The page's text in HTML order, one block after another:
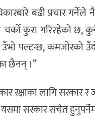
बढी प्रचार
कुरा गरिरहेको छ,
उँभो पल्टन्छ, कमजोरको
छैनन् ।”
रक्षाका लागि सरकार
सरकार सचेत